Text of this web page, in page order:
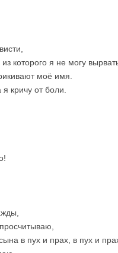
которого я не могу
моё имя.
кричу от боли.
в пух и прах, в пух и